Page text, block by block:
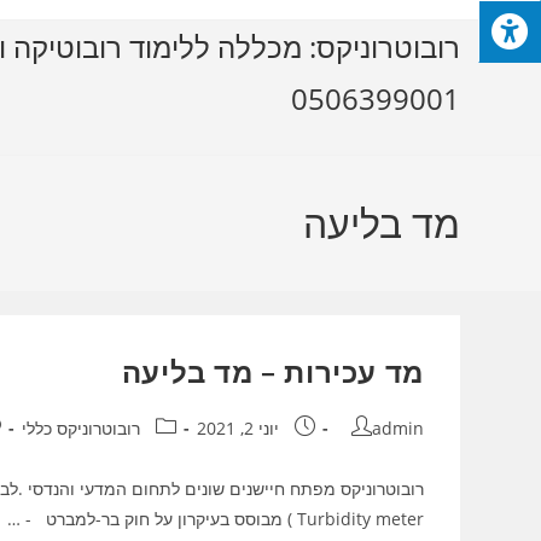
Skip
to
רובוטרוניקס: מכללה ללימוד
0506399001
מד בליעה
מד עכירות – מד בליעה
מחבר:
admin פורסם:יוני 2, 2021 קטגוריה:רובוטרוניקס כללי
רובוטרוניקס מפתח חיישנים שונים לתחום המדעי והנדסי
Turbidity meter ) מבוסס בעיקרון על חוק בר-למברט - …